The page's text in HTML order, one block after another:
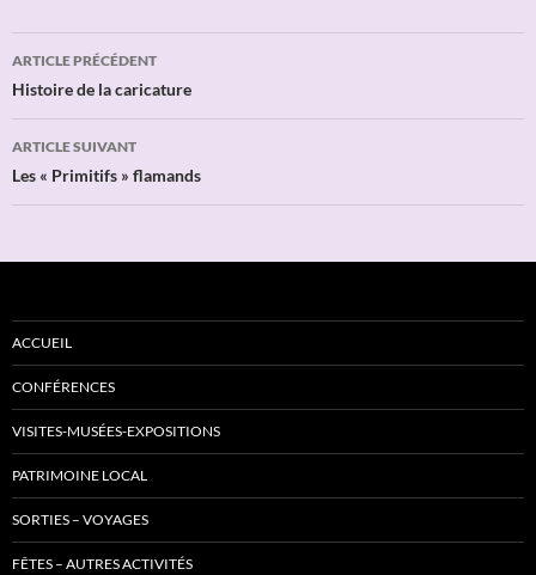
Navigation
des
articles
ARTICLE PRÉCÉDENT
Histoire de la caricature
ARTICLE SUIVANT
Les « Primitifs » flamands
ACCUEIL
CONFÉRENCES
VISITES-MUSÉES-EXPOSITIONS
PATRIMOINE LOCAL
SORTIES – VOYAGES
FÊTES – AUTRES ACTIVITÉS